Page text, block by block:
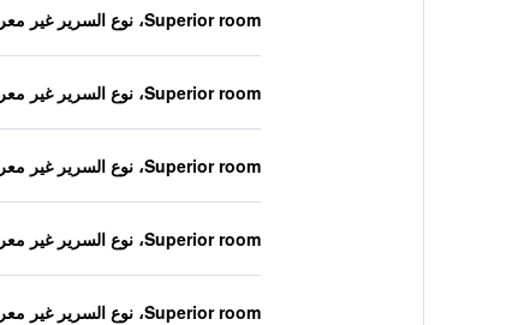
Superior room، نوع السرير غير معروف
Superior room، نوع السرير غير معروف
Superior room، نوع السرير غير معروف
Superior room، نوع السرير غير معروف
Superior room، نوع السرير غير معروف